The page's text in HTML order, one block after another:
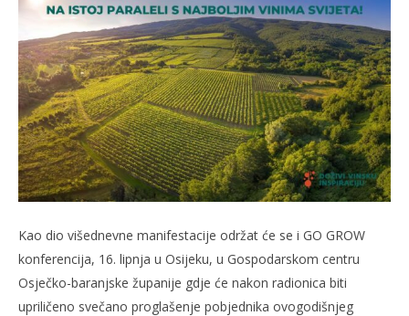
Kao dio višednevne manifestacije održat će se i GO GROW
konferencija, 16. lipnja u Osijeku, u Gospodarskom centru
Osječko-baranjske županije gdje će nakon radionica biti
upriličeno svečano proglašenje pobjednika ovogodišnjeg